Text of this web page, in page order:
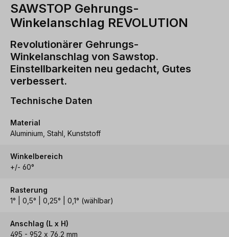
SAWSTOP Gehrungs-
Winkelanschlag REVOLUTION
Revolutionärer Gehrungs-
Winkelanschlag von Sawstop.
Einstellbarkeiten neu gedacht, Gutes
verbessert.
Technische Daten
Material
Aluminium, Stahl, Kunststoff
Winkelbereich
+/- 60°
Rasterung
1° | 0,5° | 0,25° | 0,1° (wählbar)
Anschlag (L x H)
495 - 952 x 76,2 mm